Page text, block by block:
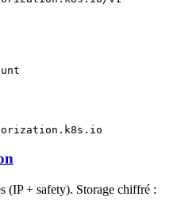
(IP + safety). Storage chiffré :